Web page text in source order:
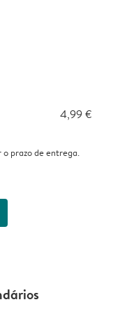
4,99 €
prazo de entrega.